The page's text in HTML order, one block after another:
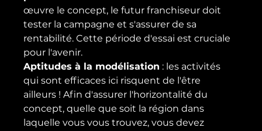
œuvre le concept, le futur franchiseur doit
tester la campagne et s'assurer de sa
rentabilité. Cette période d'essai est cruciale
pour l'avenir.
Aptitudes à la modélisation : les activités
qui sont efficaces ici risquent de l'être
ailleurs ! Afin d'assurer l'horizontalité du
concept, quelle que soit la région dans
laquelle vous vous trouvez, vous devez